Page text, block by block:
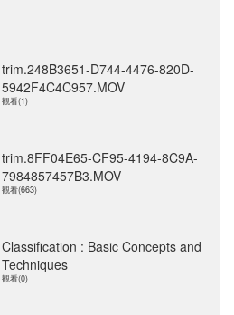
trim.248B3651-D744-4476-820D-
5942F4C4C957.MOV
觀看(1)
trim.8FF04E65-CF95-4194-8C9A-
7984857457B3.MOV
觀看(663)
Classification : Basic Concepts and
Techniques
觀看(0)